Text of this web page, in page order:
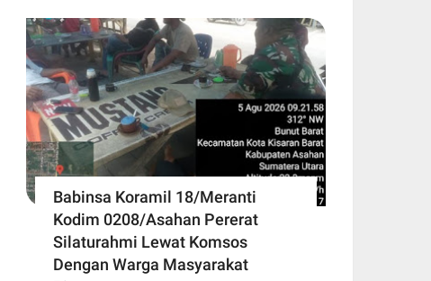
Babinsa Koramil 18/Meranti
Kodim 0208/Asahan Pererat
Silaturahmi Lewat Komsos
Dengan Warga Masyarakat